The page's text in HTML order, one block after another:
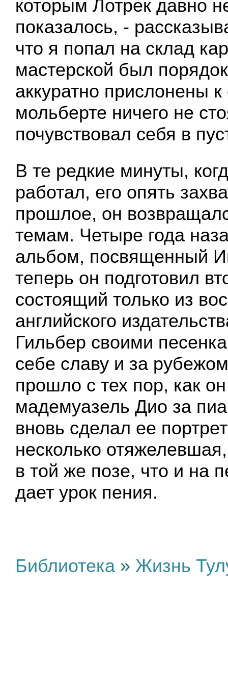
которым Лотрек давно
показалось, -
что я попал на склад
мастерской был
аккуратно прислонены к
мольберте ничего не
почувствовал себя в
В те редкие минуты,
работал, его опять
прошлое, он
темам. Четыре года
альбом, посвященный
теперь он подготовил
состоящий только из
английского
Гильбер своими
себе славу и за
прошло с тех пор, как
мадемуазель Дио за
вновь сделал ее
несколько
в той же позе, что и на
дает урок пения.
Библиотека » Жизнь